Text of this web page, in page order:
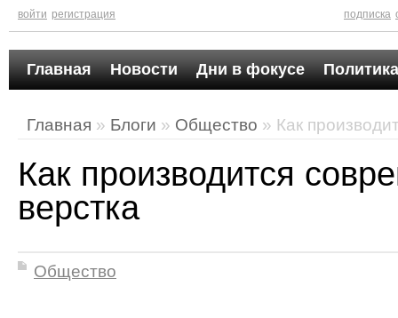
войти регистрация подписка
Главная Новости Дни в фокусе
Главная » Блоги » Общество » Как
Как производится
верстка
Общество